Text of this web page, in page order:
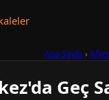
Ana Sayfa ›
Geç